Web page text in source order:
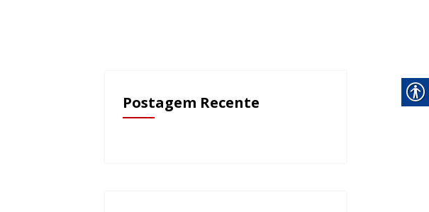
Postagem Recente